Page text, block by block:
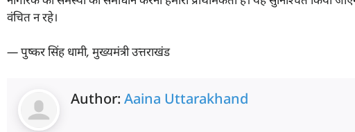
वंचित न रहे।
—पुष्कर सिंह धामी, मुख्यमंत्री उत्तराखंड
Author: Aaina Uttarakhand